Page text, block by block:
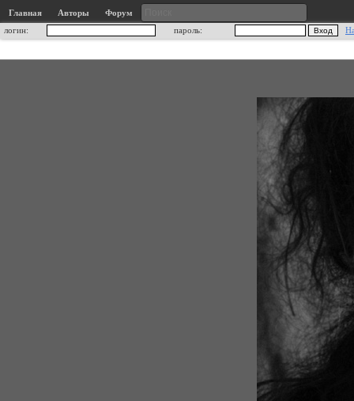
Главная Авторы
Форум
логин:
пароль: